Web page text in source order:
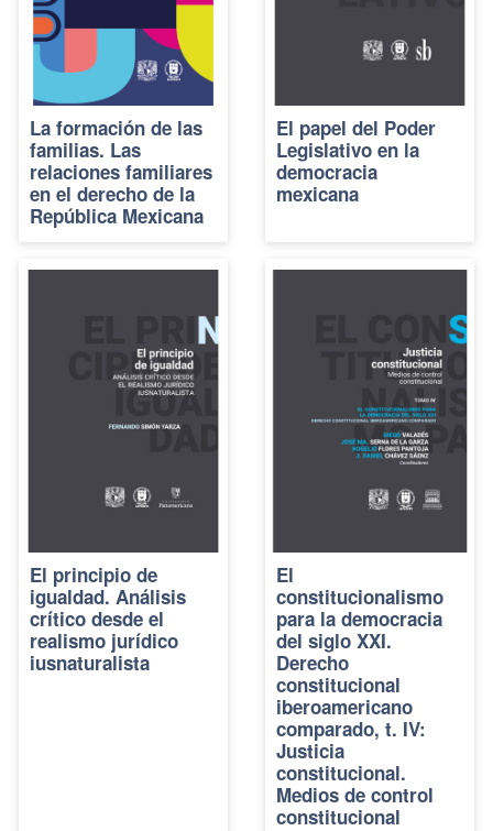
La formación de las
familias. Las
relaciones familiares
en el derecho de la
República Mexicana
El papel del Poder
Legislativo en la
democracia
mexicana
El principio de
igualdad. Análisis
crítico desde el
realismo jurídico
iusnaturalista
El
constitucionalismo
para la democracia
del siglo XXI.
Derecho
constitucional
iberoamericano
comparado, t. IV:
Justicia
constitucional.
Medios de control
constitucional